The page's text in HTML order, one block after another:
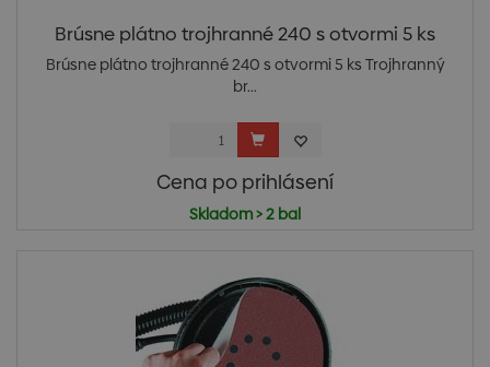
Brúsne plátno trojhranné 240 s otvormi 5 ks
Brúsne plátno trojhranné 240 s otvormi 5 ks Trojhranný
br...
Cena po prihlásení
Skladom > 2 bal